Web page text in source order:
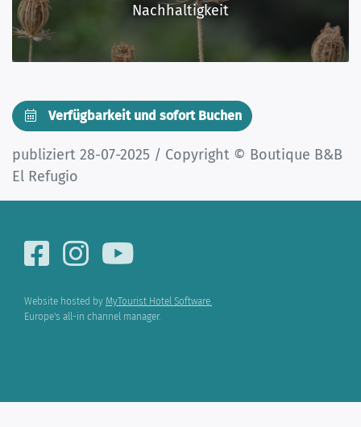
Nachhaltigkeit
Verfügbarkeit und sofort Buchen
publiziert 28-07-2025 / Copyright © Boutique B&B
El Refugio
Website hosted by MyTourist Hotel Software.
Europe's all-in channel manager.